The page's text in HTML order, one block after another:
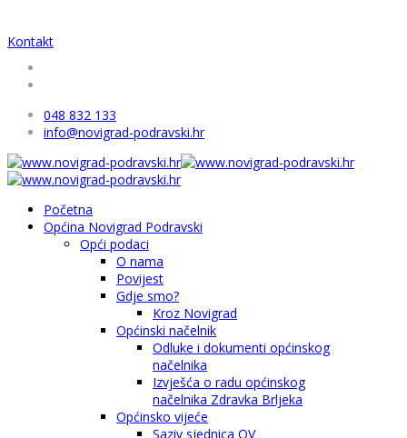
Kontakt
048 832 133
info@novigrad-podravski.hr
Početna
Općina Novigrad Podravski
Opći podaci
O nama
Povijest
Gdje smo?
Kroz Novigrad
Općinski načelnik
Odluke i dokumenti općinskog
načelnika
Izvješća o radu općinskog
načelnika Zdravka Brljeka
Općinsko vijeće
Saziv sjednica OV